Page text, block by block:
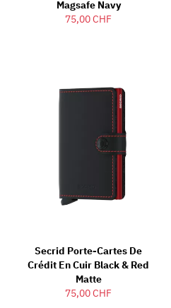
Magsafe Navy
75,00 CHF
Secrid Porte-Cartes De
Crédit En Cuir Black & Red
Matte
75,00 CHF